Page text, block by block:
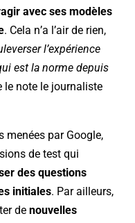
avec ses modèles
. Cela n’a l’air de rien,
l’expérience
est la norme depuis
le note le journaliste
menées par Google,
de test qui
des questions
initiales. Par ailleurs,
de nouvelles